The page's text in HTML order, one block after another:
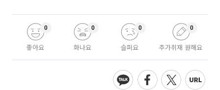
좋아요
0
화나요
0
슬퍼요
0
추가취재 원해요
0